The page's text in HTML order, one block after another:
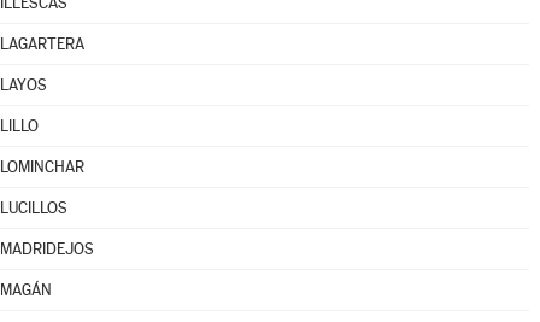
LAGARTERA
LAYOS
LILLO
LOMINCHAR
LUCILLOS
MADRIDEJOS
MAGÁN